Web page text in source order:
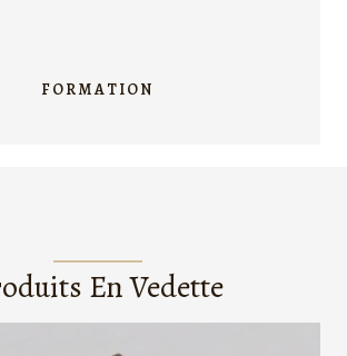
FORMATION
En Vedette